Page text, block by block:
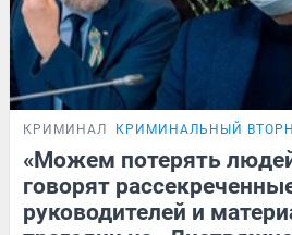
КРИМИНАЛ КРИМИНАЛЬНЫЙ
«Можем потерять
говорят
руководителей и